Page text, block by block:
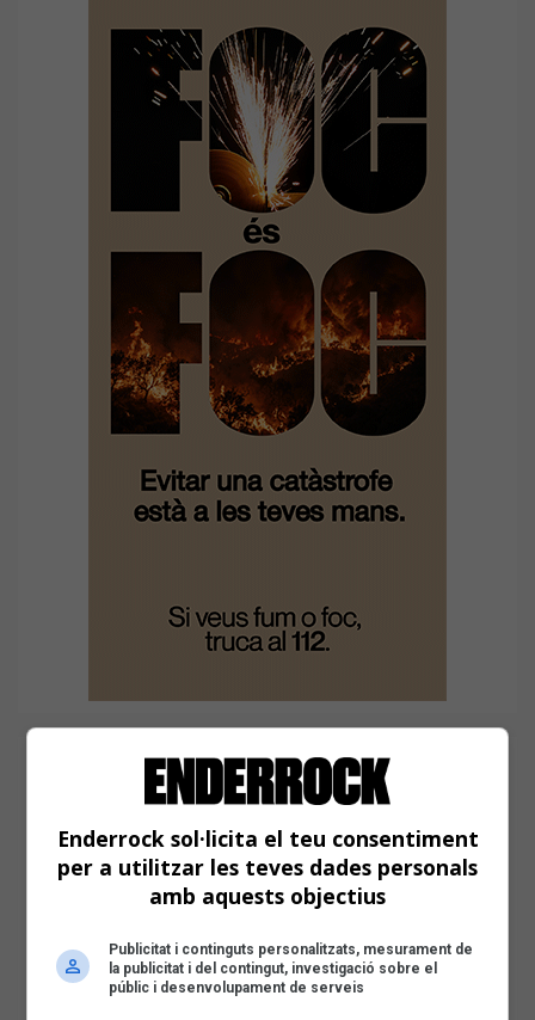
Enderrock sol·licita el teu consentiment
per a utilitzar les teves dades personals
amb aquests objectius
Publicitat i continguts personalitzats, mesurament de
la publicitat i del contingut, investigació sobre el
públic i desenvolupament de serveis